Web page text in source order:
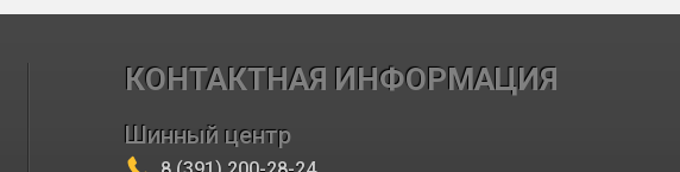
КОНТАКТНАЯ ИНФОРМАЦИЯ
Шинный центр